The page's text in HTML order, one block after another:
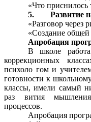
«Что приснилось
5. Развитие
«Разговор через
«Создание
Апробация
В школе
коррекционных
психоло гом и
готовности к
классы, имели самый
раз вития
процессов.
Апробация